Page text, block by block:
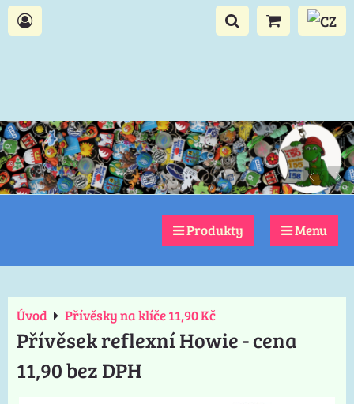
Produkty Menu
Úvod Přívěsky na klíče 11,90 Kč
Přívěsek reflexní Howie - cena
11,90 bez DPH